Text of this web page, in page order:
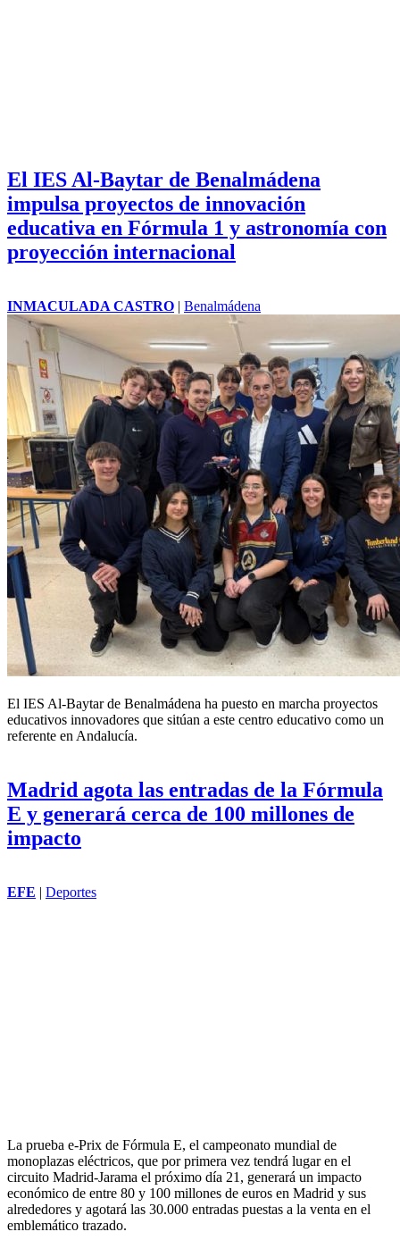
El IES Al-Baytar de Benalmádena
impulsa proyectos de innovación
educativa en Fórmula 1 y astronomía con
proyección internacional
INMACULADA CASTRO | Benalmádena
El IES Al-Baytar de Benalmádena ha puesto en marcha proyectos
educativos innovadores que sitúan a este centro educativo como un
referente en Andalucía.
Madrid agota las entradas de la Fórmula
E y generará cerca de 100 millones de
impacto
EFE | Deportes